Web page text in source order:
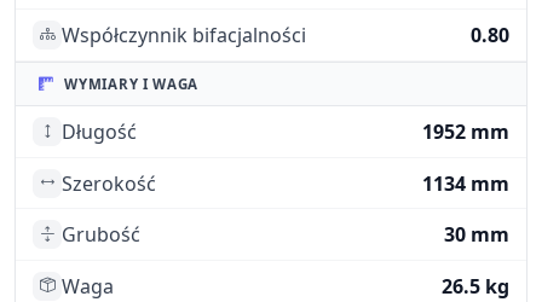
Współczynnik bifacjalności
0.80
WYMIARY I WAGA
Długość
1952 mm
Szerokość
1134 mm
Grubość
30 mm
Waga
26.5 kg